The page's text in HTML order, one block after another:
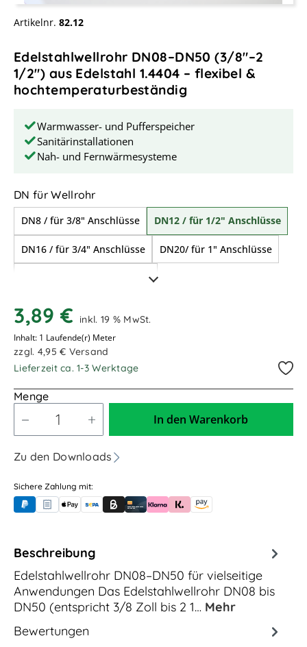
Artikelnr. 82.12
Edelstahlwellrohr DN08–DN50 (3/8"–2
1/2") aus Edelstahl 1.4404 – flexibel &
hochtemperaturbeständig
Warmwasser- und Pufferspeicher
Sanitärinstallationen
Nah- und Fernwärmesysteme
DN für Wellrohrauswählen
DN8 / für 3/8" Anschlüsse DN12 / für 1/2" Anschlüsse
DN16 / für 3/4" Anschlüsse DN20/ für 1" Anschlüsse
DN25/ für 1 1/4" Anschlüsse
DN32/ für 1 1/2" Anschlüsse
DN50/ für 2 1/2" Anschlüsse
3,89 € inkl. 19 % MwSt.
Inhalt: 1 Laufende(r) Meter
zzgl. 4,95 € Versand
Lieferzeit ca. 1-3 Werktage
Menge
In den Warenkorb
Zu den Downloads
Sichere Zahlung mit:
PayPalRechnungskauf (für Behörden)
Apple PayBanküberweisung (vorab)
Rechnungskauf (Billie)
Kreditkarte
Rechnung oder Ratenkauf (Klarna)
Sofortüberweisung (Klarna)
Amazon Pay
Beschreibung
Edelstahlwellrohr DN08–DN50 für vielseitige
Anwendungen Das Edelstahlwellrohr DN08 bis
DN50 (entspricht 3/8 Zoll bis 2 1… Mehr
Bewertungen